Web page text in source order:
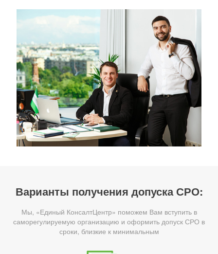
Варианты получения допуска СРО:
Мы, «Единый КонсалтЦентр» поможем Вам вступить в
саморегулируемую организацию и оформить допуск СРО в
сроки, близкие к минимальным